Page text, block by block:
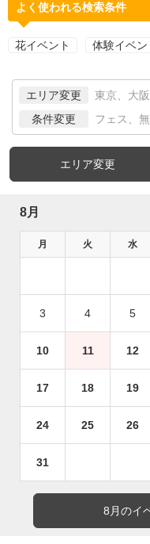
よく使われる検索条件
花イベント 体験イベン
エリア変更 東京、大
条件変更 フェス、
エリア変更
8月
月 火 水
3 4 5
10 11 12
17 18 19
24 25 26
31
8月のイ